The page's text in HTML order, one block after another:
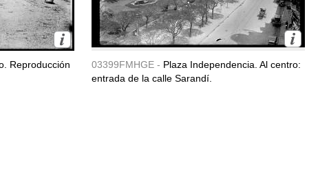
Reproducción
03399FMHGE - Plaza Independencia. Al centro:
entrada de la calle Sarandí.